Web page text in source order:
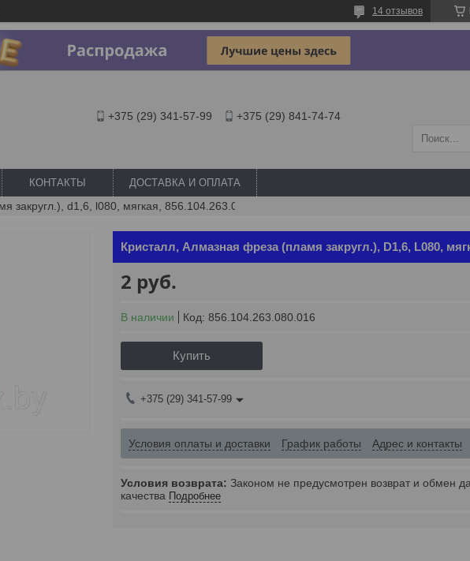
14 отзывов
+375 (29) 341-57-99 +375 (29) 841-74-74
КОНТАКТЫ ДОСТАВКА И ОПЛАТА
Кристалл, Алмазная фреза (пламя закругл.), D1,6, L080,
2 руб.
В наличии Код: 856.104.263.080.016
Купить
+375 (29) 341-57-99
Условия оплаты и доставки График работы Адрес и контакты
Законом не предусмотрен возврат и обмен
качества Подробнее